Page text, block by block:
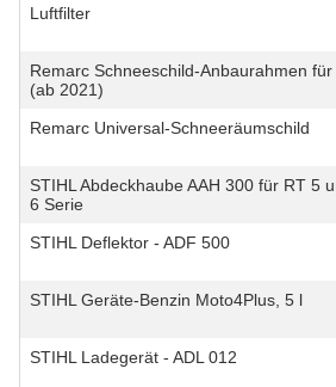
Luftfilter
Remarc Schneeschild-Anbaurahmen für
(ab 2021)
Remarc Universal-Schneeräumschild
STIHL Abdeckhaube AAH 300 für RT 5
6 Serie
STIHL Deflektor - ADF 500
STIHL Geräte-Benzin Moto4Plus, 5 l
STIHL Ladegerät - ADL 012